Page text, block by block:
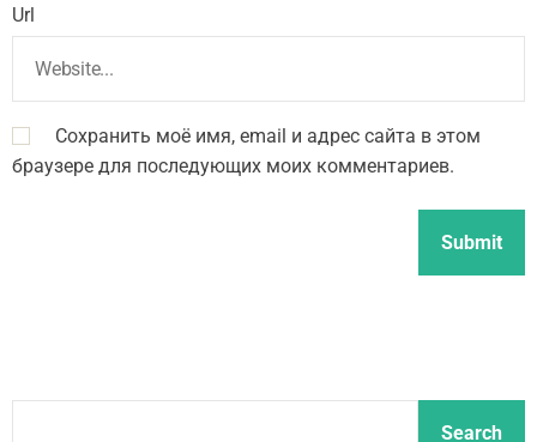
Url
Сохранить моё имя, email и адрес сайта в этом
браузере для последующих моих комментариев.
Search